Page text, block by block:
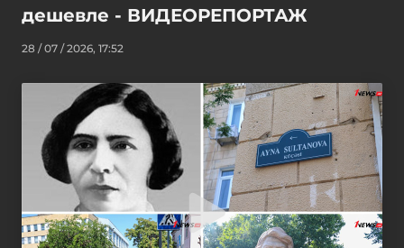
дешевле - ВИДЕОРЕПОРТАЖ
28 / 07 / 2026, 17:52